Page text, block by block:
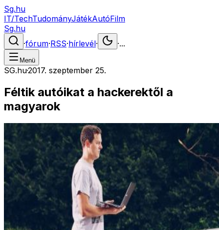
Sg.hu
IT/TechTudományJátékAutóFilm
Sg.hu
·fórum·RSS·hírlevél· ·...
Menü
SG.hu·2017. szeptember 25.
Féltik autóikat a hackerektől a
magyarok